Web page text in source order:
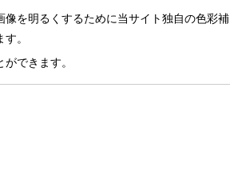
を明るくするために当サイト独自の色彩補
。
できます。